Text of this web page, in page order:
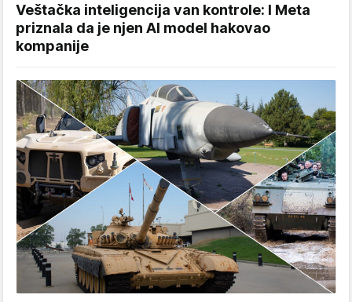
Veštačka inteligencija van kontrole: I Meta
priznala da je njen AI model hakovao
kompanije